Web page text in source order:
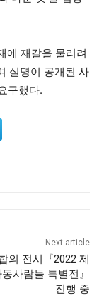
에 재갈을 물리려
실명이 공개된 사
구했다.
Next article
의 전시『2022 제
사람들 특별전』
진행 중